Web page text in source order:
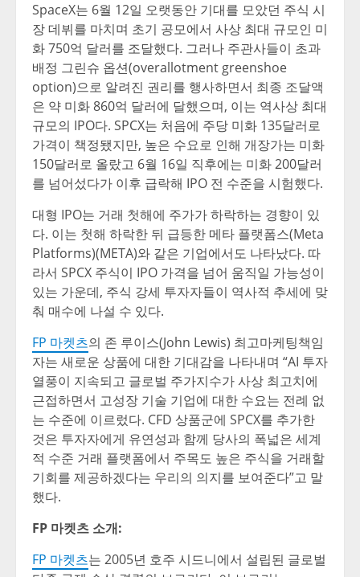
SpaceX는 6월 12일 오랫동안 기대를 모았던 주식 시
장 데뷔를 마치며 초기 공모에서 사상 최대 규모인 미
화 750억 달러를 조달했다. 그러나 주관사들이 초과
배정 그린슈 옵션(overallotment greenshoe
option)으로 알려진 권리를 행사하면서 최종 조달액
은 약 미화 860억 달러에 달했으며, 이는 역사상 최대
규모의 IPO다. SPCX는 처음에 주당 미화 135달러로
가격이 책정됐지만, 높은 수요로 인해 개장가는 미화
150달러로 올랐고 6월 16일 직후에는 미화 200달러
를 넘어섰다가 이후 급락해 IPO 전 수준을 시험했다.
대형 IPO는 거래 첫해에 주가가 하락하는 경향이 있
다. 이는 첫해 하락한 뒤 급등한 메타 플랫폼스(Meta
Platforms)(META)와 같은 기업에서도 나타났다. 따
라서 SPCX 주식이 IPO 가격을 넘어 움직일 가능성이
있는 가운데, 주식 강세 투자자들이 역사적 추세에 맞
춰 매수에 나설 수 있다.
FP 마켓츠의 존 루이스(John Lewis) 최고마케팅책임
자는 새로운 상품에 대한 기대감을 나타내며 “AI 투자
열풍이 지속되고 글로벌 주가지수가 사상 최고치에
근접하면서 고성장 기술 기업에 대한 수요는 전례 없
는 수준에 이르렀다. CFD 상품군에 SPCX를 추가한
것은 투자자에게 유연성과 함께 당사의 폭넓은 세계
적 수준 거래 플랫폼에서 주목도 높은 주식을 거래할
기회를 제공하겠다는 우리의 의지를 보여준다”고 말
했다.
FP 마켓츠 소개:
FP 마켓츠는 2005년 호주 시드니에서 설립된 글로벌